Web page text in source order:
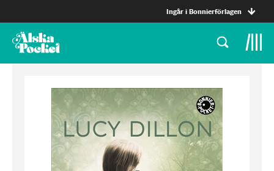
Ingår i Bonnierförlagen